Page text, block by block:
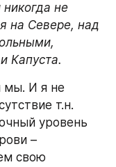
не
на Севере, над
Капуста.
мы. И я не
т.н.
уровень
–
свою